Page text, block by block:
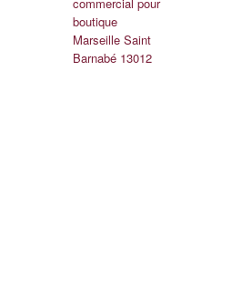
boutique
Marseille Saint
Barnabé 13012